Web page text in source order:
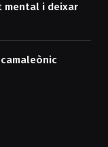
mental i deixar